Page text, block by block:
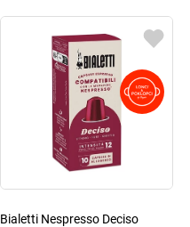
Bialetti Nespresso Deciso